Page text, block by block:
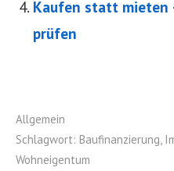
Kaufen statt mieten
prüfen
Allgemein
Schlagwort: Baufinanzierung,
Wohneigentum